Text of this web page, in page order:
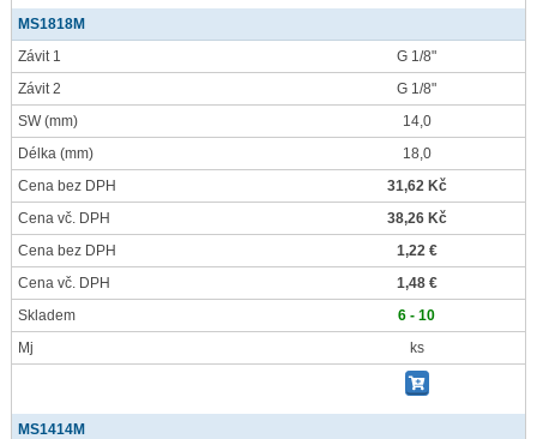
MS1818M
Závit 1
G 1/8"
Závit 2
G 1/8"
SW(mm)
14,0
Délka (mm)
18,0
Cena bez DPH
31,62 Kč
Cena vč. DPH
38,26 Kč
Cena bez DPH
1,22 €
Cena vč. DPH
1,48 €
Skladem
6 - 10
Mj
ks
MS1414M